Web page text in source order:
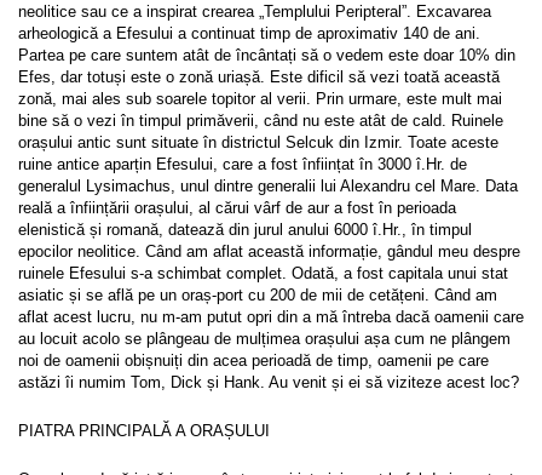
neolitice sau ce a inspirat crearea „Templului Peripteral”. Excavarea
arheologică a Efesului a continuat timp de aproximativ 140 de ani.
Partea pe care suntem atât de încântați să o vedem este doar 10% din
Efes, dar totuși este o zonă uriașă. Este dificil să vezi toată această
zonă, mai ales sub soarele topitor al verii. Prin urmare, este mult mai
bine să o vezi în timpul primăverii, când nu este atât de cald. Ruinele
orașului antic sunt situate în districtul Selcuk din Izmir. Toate aceste
ruine antice aparțin Efesului, care a fost înființat în 3000 î.Hr. de
generalul Lysimachus, unul dintre generalii lui Alexandru cel Mare. Data
reală a înființării orașului, al cărui vârf de aur a fost în perioada
elenistică și romană, datează din jurul anului 6000 î.Hr., în timpul
epocilor neolitice. Când am aflat această informație, gândul meu despre
ruinele Efesului s-a schimbat complet. Odată, a fost capitala unui stat
asiatic și se află pe un oraș-port cu 200 de mii de cetățeni. Când am
aflat acest lucru, nu m-am putut opri din a mă întreba dacă oamenii care
au locuit acolo se plângeau de mulțimea orașului așa cum ne plângem
noi de oamenii obișnuiți din acea perioadă de timp, oamenii pe care
astăzi îi numim Tom, Dick și Hank. Au venit și ei să viziteze acest loc?
PIATRA PRINCIPALĂ A ORAȘULUI